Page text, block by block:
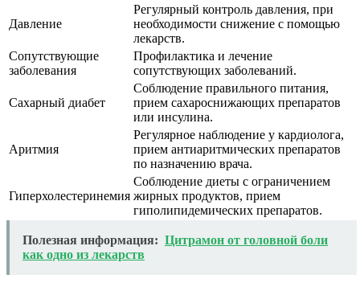
Давление
Регулярный контроль давления, при
необходимости снижение с помощью
лекарств.
Сопутствующие
заболевания
Профилактика и лечение
сопутствующих заболеваний.
Сахарный диабет
Соблюдение правильного питания,
прием сахароснижающих препаратов
или инсулина.
Аритмия
Регулярное наблюдение у кардиолога,
прием антиаритмических препаратов
по назначению врача.
Гиперхолестеринемия
Соблюдение диеты с ограничением
жирных продуктов, прием
гиполипидемических препаратов.
Полезная информация: Цитрамон от головной боли
как одно из лекарств